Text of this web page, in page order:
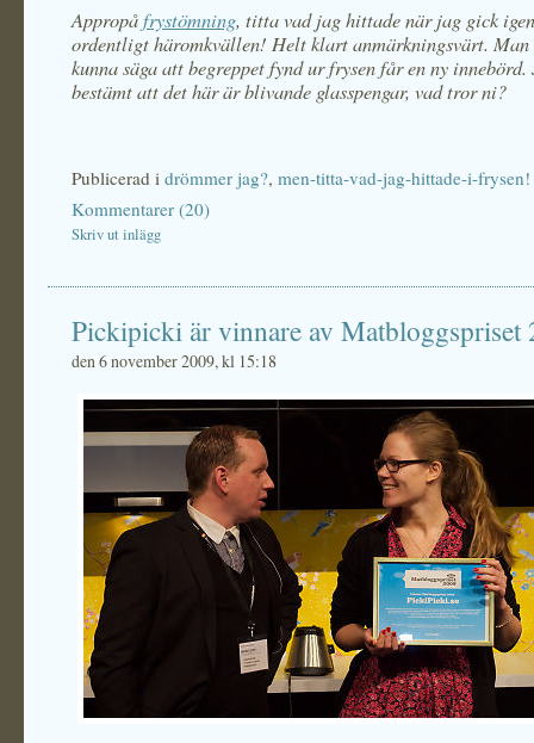
Appropåfrystömning, titta vad jag hittade när jag gick
ordentligt häromkvällen! Helt klart anmärkningsvärt. Man
kunna säga att begreppet fynd ur frysen får en ny
bestämt att det här är blivande glasspengar, vad tror ni?
Publicerad i drömmer jag?, men-titta-vad-jag-hittade-i-frysen!
Kommentarer (20)
Skriv ut inlägg
Pickipicki är vinnare av Matbloggspriset
den 6 november 2009, kl 15:18